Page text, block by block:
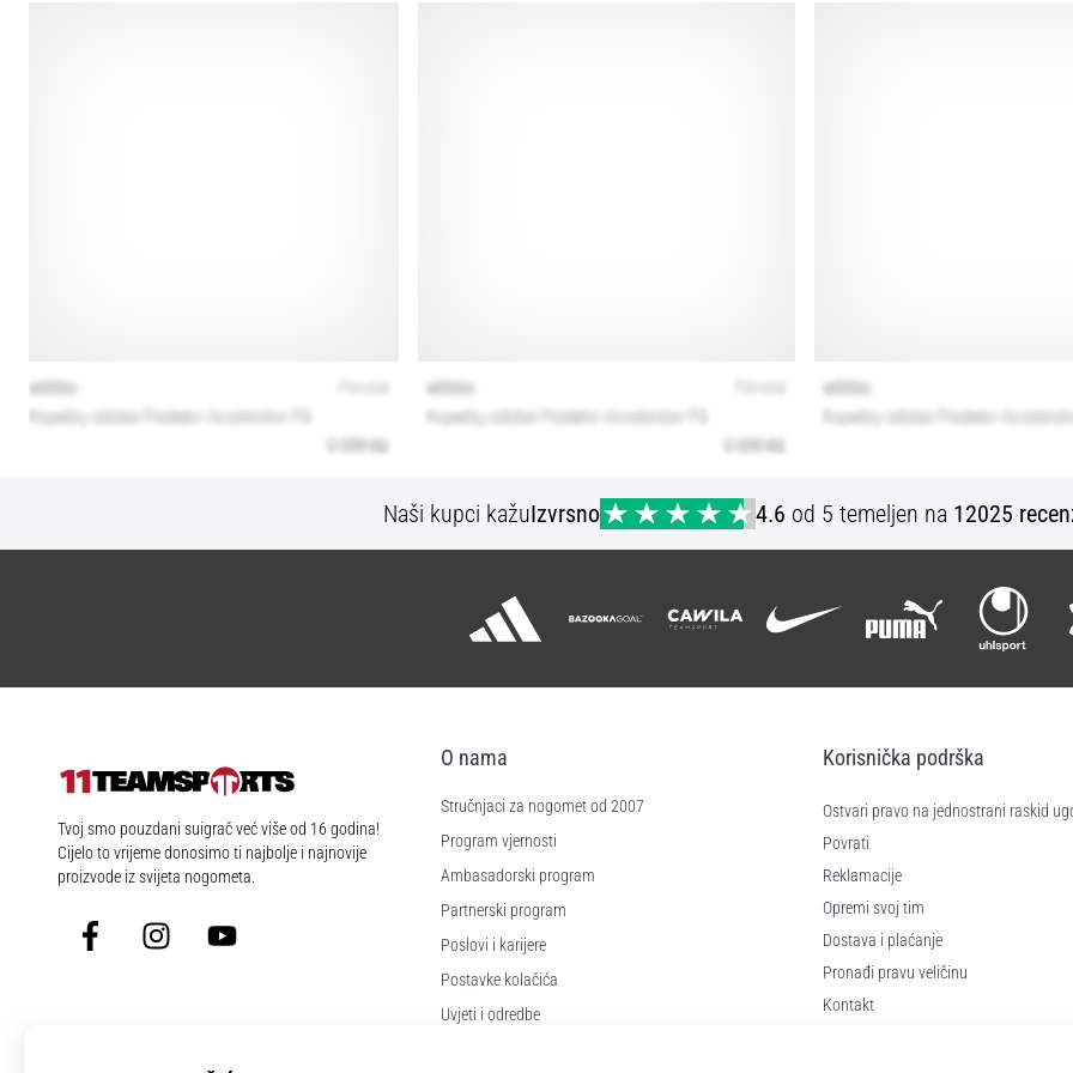
Naši kupci kažuIzvrsno 4.6 od 5 temeljen na 12025
11teamsports.hr
Tvoj smo pouzdani suigrač već više od 16 godina!
Cijelo to vrijeme donosimo ti najbolje i najnovije
proizvode iz svijeta nogometa.
FacebookInstagramYouTube
O nama
Stručnjaci za nogomet od 2007
Program vjernosti
Ambasadorski program
Partnerski program
Poslovi i karijere
Postavke kolačića
Uvjeti i odredbe
Korisnička podrška
Ostvari pravo na jednostrani raskid
Povrati
Reklamacije
Opremi svoj tim
Dostava i plaćanje
Pronađi pravu veličinu
Kontakt